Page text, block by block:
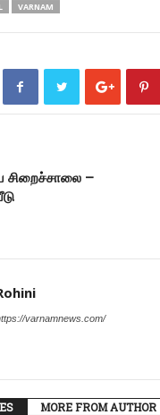
VARNAM
சிறைச்சாலை –
varnamnews.com/
MORE FROM AUTHOR